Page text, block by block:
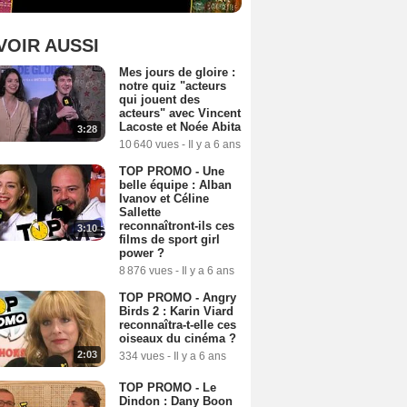
AUSSI
3:28
Mes jours de gloire :
notre quiz "acteurs
qui jouent des
acteurs" avec Vincent
Lacoste et Noée Abita
10 640 vues - Il y a 6 ans
3:10
TOP PROMO - Une
belle équipe : Alban
Ivanov et Céline
Sallette
reconnaîtront-ils ces
films de sport girl
power ?
8 876 vues - Il y a 6 ans
2:03
TOP PROMO - Angry
Birds 2 : Karin Viard
reconnaîtra-t-elle ces
oiseaux du cinéma ?
334 vues - Il y a 6 ans
TOP PROMO - Le
Dindon : Dany Boon